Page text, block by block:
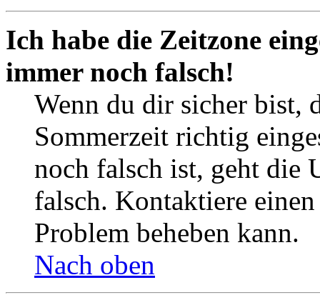
Ich habe die Zeitzone
immer noch falsch!
Wenn du dir sicher bist,
Sommerzeit richtig
noch falsch ist, geht die
falsch. Kontaktiere
Problem beheben kann.
Nach oben